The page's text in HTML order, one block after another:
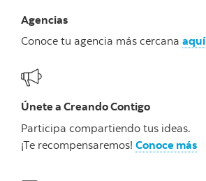
Agencias
Conoce tu agencia más cercana aquí
Únete a Creando Contigo
Participa compartiendo tus ideas.
¡Te recompensaremos! Conoce más